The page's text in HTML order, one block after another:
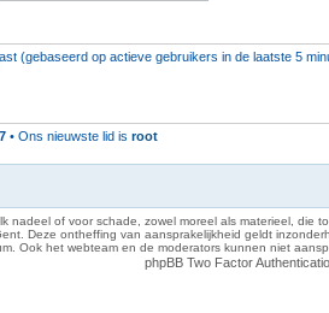
(gebaseerd op actieve gebruikers in de laatste 5
• Ons nieuwste lid is root
nadeel of voor schade, zowel moreel als materieel,
Deze ontheffing van aansprakelijkheid geldt
Ook het webteam en de moderators kunnen niet
phpBB Two Factor